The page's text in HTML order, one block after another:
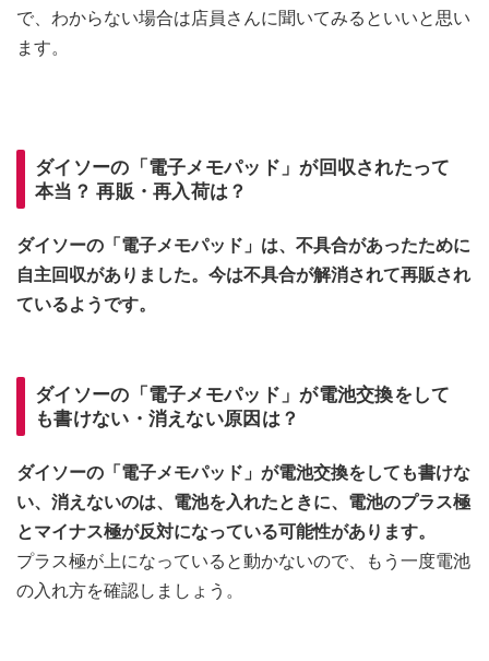
で、わからない場合は店員さんに聞いてみるといいと思い
ます。
ダイソーの「電子メモパッド」が回収されたって
本当？ 再販・再入荷は？
ダイソーの「電子メモパッド」は、不具合があったために
自主回収がありました。今は不具合が解消されて再販され
ているようです。
ダイソーの「電子メモパッド」が電池交換をして
も書けない・消えない原因は？
ダイソーの「電子メモパッド」が電池交換をしても書けな
い、消えないのは、電池を入れたときに、電池のプラス極
とマイナス極が反対になっている可能性があります。
プラス極が上になっていると動かないので、もう一度電池
の入れ方を確認しましょう。